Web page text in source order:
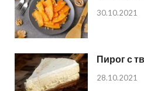
30.10.2021
Пирог с
28.10.2021